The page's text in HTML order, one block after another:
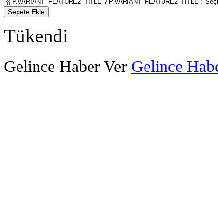
Sepete Ekle
Tükendi
Gelince Haber Ver Gelince